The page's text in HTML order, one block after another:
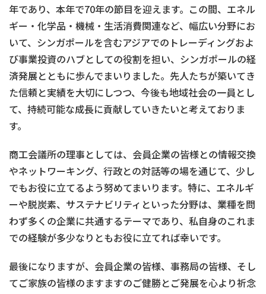
年であり、本年で70年の節目を迎えます。この間、エネル
ギー・化学品・機械・生活消費関連など、幅広い分野にお
いて、シンガポールを含むアジアでのトレーディングおよ
び事業投資のハブとしての役割を担い、シンガポールの経
済発展とともに歩んでまいりました。先人たちが築いてき
た信頼と実績を大切にしつつ、今後も地域社会の一員とし
て、持続可能な成長に貢献していきたいと考えておりま
す。
商工会議所の理事としては、会員企業の皆様との情報交換
やネットワーキング、行政との対話等の場を通じて、少し
でもお役に立てるよう努めてまいります。特に、エネルギ
ーや脱炭素、サステナビリティといった分野は、業種を問
わず多くの企業に共通するテーマであり、私自身のこれま
での経験が多少なりともお役に立てれば幸いです。
最後になりますが、会員企業の皆様、事務局の皆様、そし
てご家族の皆様のますますのご健勝とご発展を心より祈念